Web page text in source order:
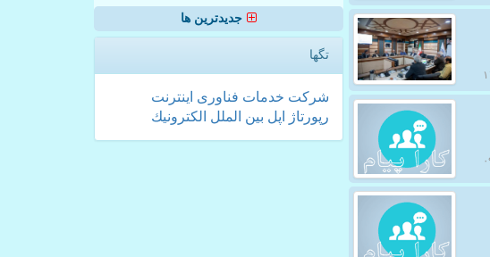
جدیدترین ها
تگها
شركت خدمات فناوری اینترنت
رپورتاژ
اپل بین الملل الكترونیك